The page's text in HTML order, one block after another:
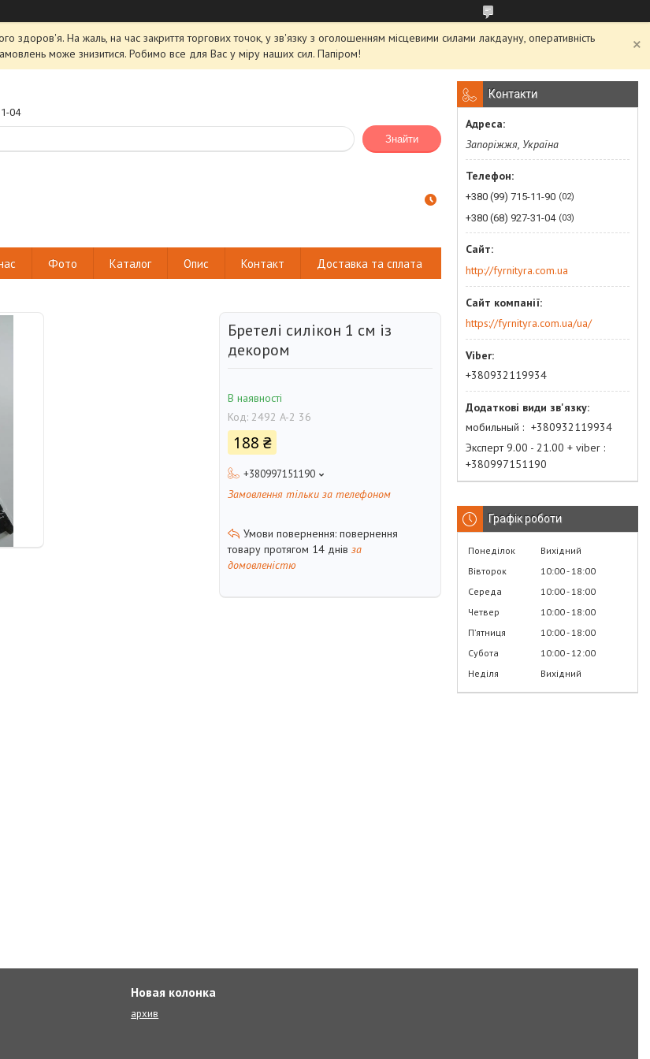
здоров'я. На жаль, на час закриття торгових точок, у зв'язку з оголошенням місцевими силами лакдауну, оперативність
може знизитися. Робимо все для Вас у міру наших сил. Папіром!
04
Знайти
Фото Каталог Опис Контакт Доставка та сплата
Бретелі силікон 1 см із
декором
В наявності
Код: 2492 A-2 36
188 ₴
+380997151190
Замовлення тільки за телефоном
повернення
товару протягом 14 днів за
домовленістю
Контакти
Запоріжжя, Україна
+380 (99) 715-11-90 02
+380 (68) 927-31-04 03
http://fyrnityra.com.ua
https://fyrnityra.com.ua/ua/
+380932119934
мобильный
+380932119934
Эксперт 9.00 - 21.00 + viber
+380997151190
Графік роботи
Понеділок
Вихідний
Вівторок
10:00 18:00
Середа
10:00 18:00
Четвер
10:00 18:00
Пʼятниця
10:00 18:00
Субота
10:00 12:00
Неділя
Вихідний
Новая колонка
архив